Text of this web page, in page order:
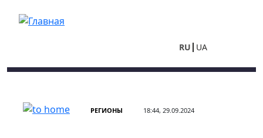
RU UA
РЕГИОНЫ 18:44, 29.09.2024